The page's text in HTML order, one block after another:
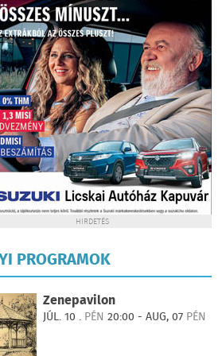
HIRDETÉS
PROGRAMOK
Zenepavilon
JÚL. 10 . PÉN 20:00 - AUG, 07 PÉN